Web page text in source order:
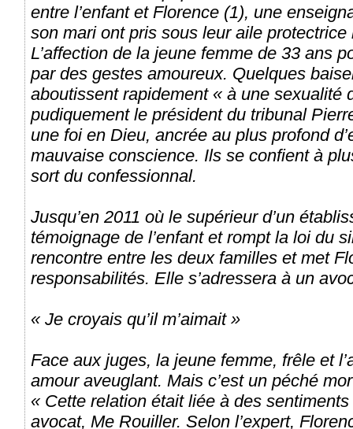
entre l’enfant et Florence (1), une
son mari ont pris sous leur aile
L’affection de la jeune femme de 33 ans
par des gestes amoureux. Quelques
aboutissent rapidement « à une sexualité
pudiquement le président du tribunal
une foi en Dieu, ancrée au plus profond
mauvaise conscience. Ils se confient à
sort du confessionnal.
Jusqu’en 2011 où le supérieur d’un
témoignage de l’enfant et rompt la loi du
rencontre entre les deux familles et met
responsabilités. Elle s’adressera à un
« Je croyais qu’il m’aimait »
Face aux juges, la jeune femme, frêle et
amour aveuglant. Mais c’est un péché
« Cette relation était liée à des
avocat, Me Rouiller. Selon l’expert,